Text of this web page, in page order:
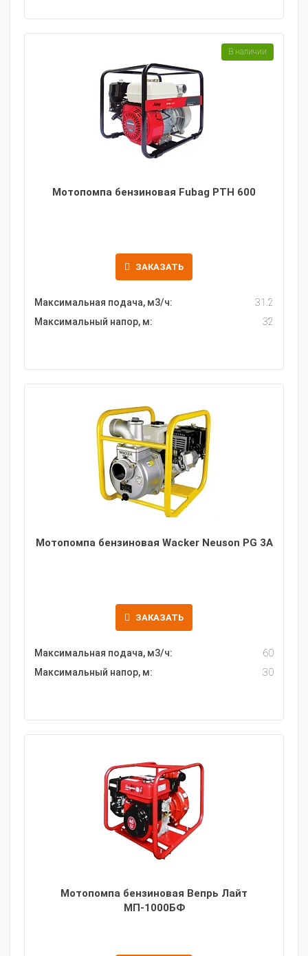
Мотопомпа бензиновая Fubag PTH 600
ЗАКАЗАТЬ
Максимальная подача, м3/ч:
31.2
Максимальный напор, м:
32
В наличии
Мотопомпа бензиновая Wacker Neuson PG 3A
ЗАКАЗАТЬ
Максимальная подача, м3/ч:
60
Максимальный напор, м:
30
Мотопомпа бензиновая Вепрь Лайт
МП-1000БФ